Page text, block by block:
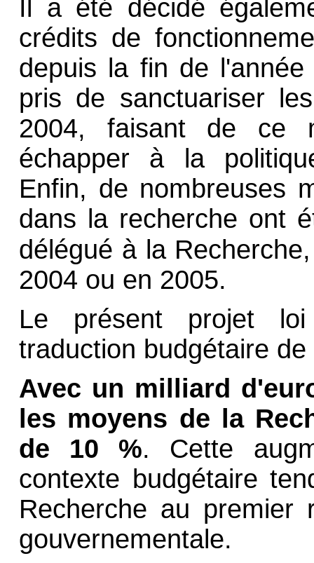
Il a été décidé
crédits de
depuis la fin de
pris de sanctuariser
2004, faisant de ce
échapper à la
Enfin, de nombreuses
dans la recherche ont
délégué à la
2004 ou en 2005.
Le présent projet
traduction budgétaire
Avec un milliard
les moyens de la
de 10 %. Cette
contexte budgétaire
Recherche au premier
gouvernementale.